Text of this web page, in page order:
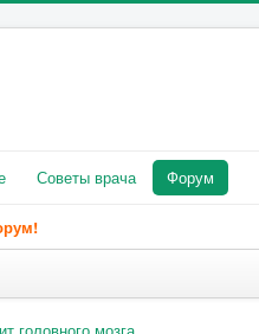
Советы врача Форум